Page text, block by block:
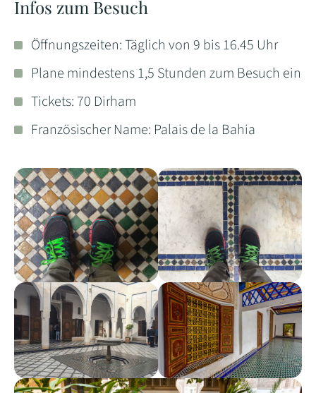
Infos zum Besuch
Öffnungszeiten: Täglich von 9 bis 16.45 Uhr
Plane mindestens 1,5 Stunden zum Besuch ein
Tickets: 70 Dirham
Französischer Name: Palais de la Bahia